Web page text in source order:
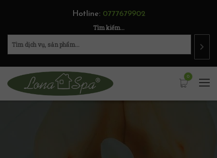
Hotline: 0777679902
Tìm kiếm...
0